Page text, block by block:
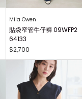
Mila Owen
貼袋窄管牛仔褲 09WFP2
64133
$2,700